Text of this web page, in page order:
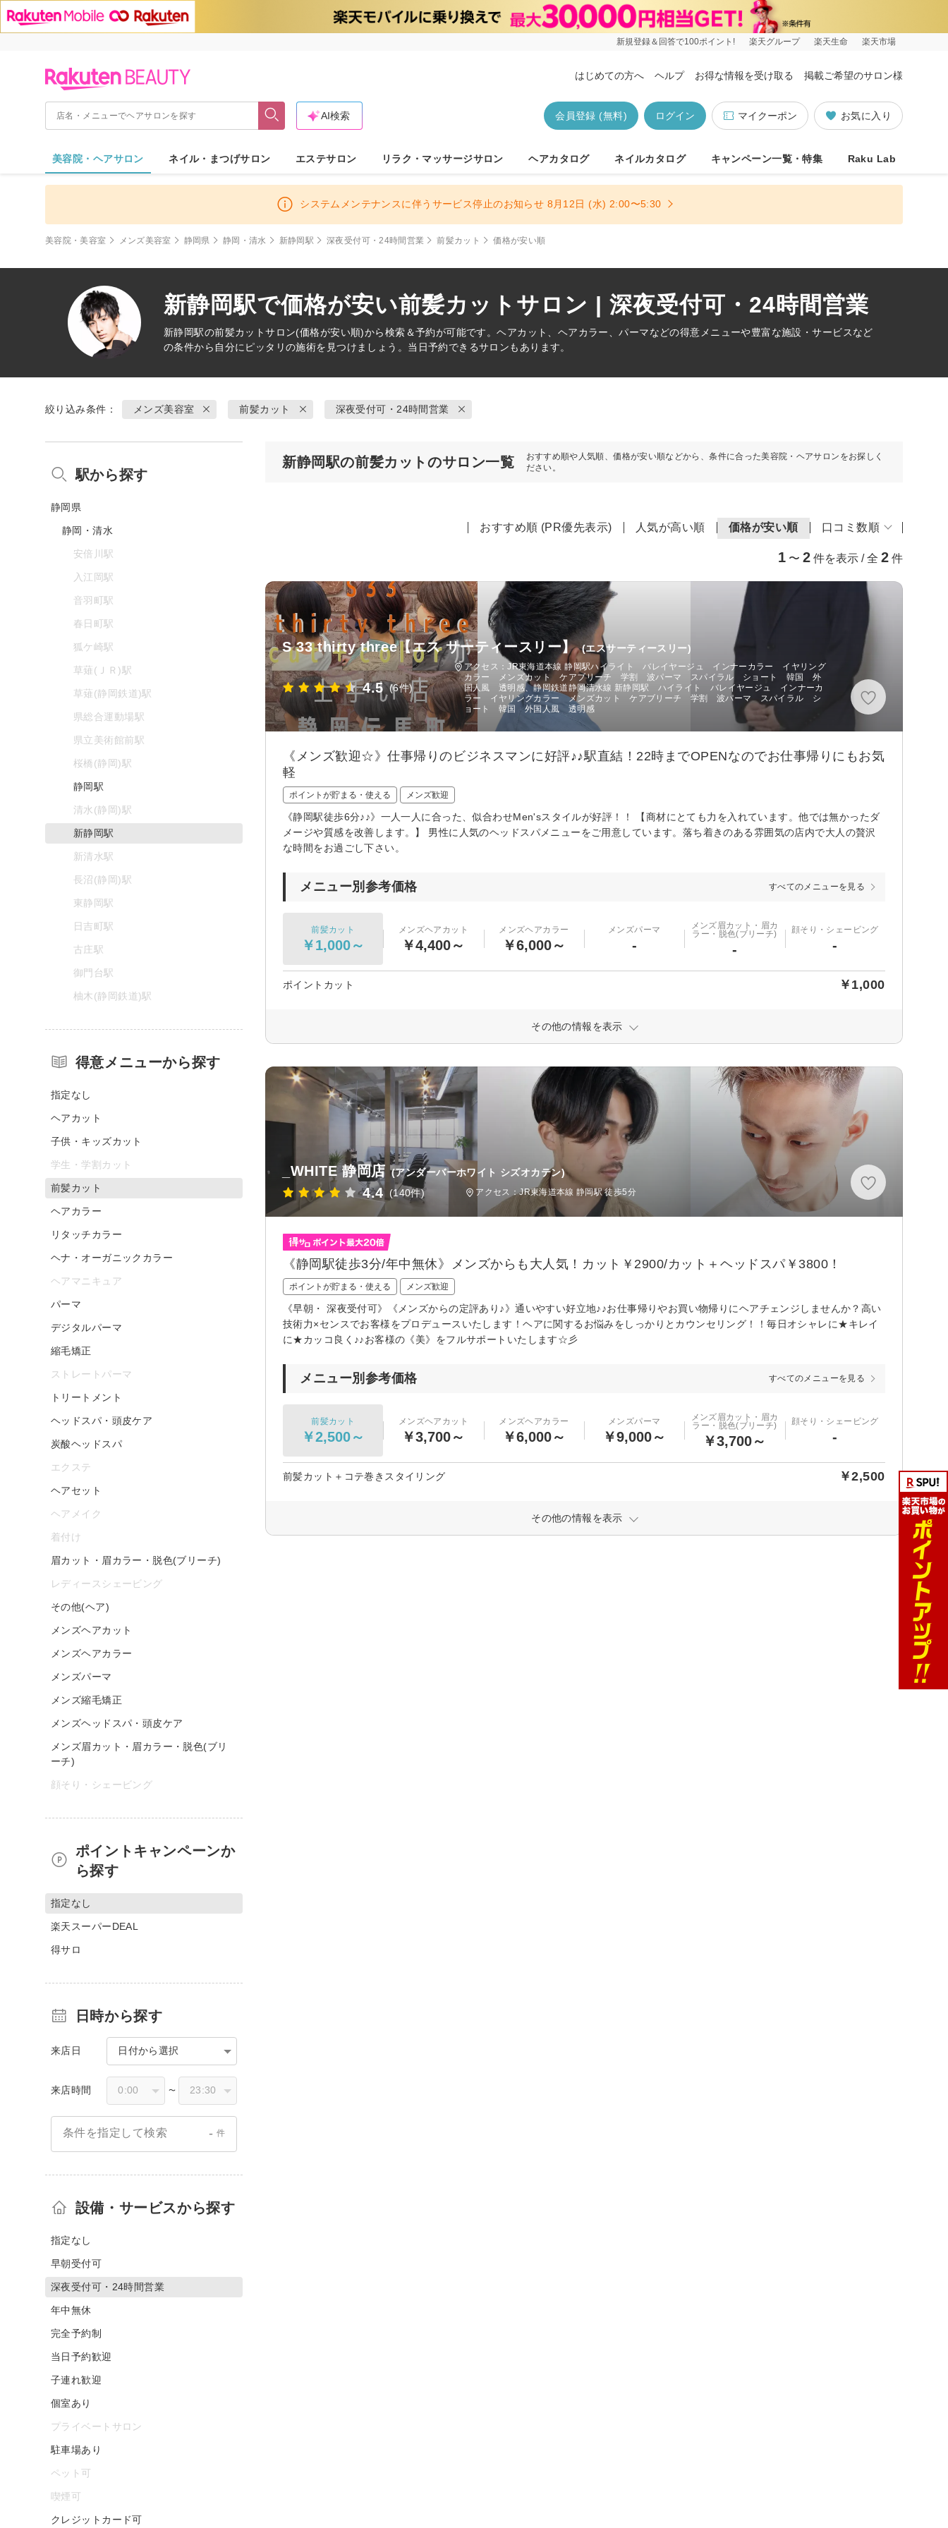
新規登録＆回答で100ポイント! 楽天グループ 楽天生命 楽天市場
はじめての方へ ヘルプ お得な情報を受け取る 掲載ご希望のサロン様
お気に入り
マイクーポン
ログイン
会員登録 (無料)
AI検索
美容院・ヘアサロン ネイル・まつげサロン エステサロン リラク・マッサージサロン ヘアカタログ ネイルカタログ キャンペーン一覧・特集 Raku Lab
システムメンテナンスに伴うサービス停止のお知らせ 8月12日 (水) 2:00〜5:30
美容院・美容室 メンズ美容室 静岡県 静岡・清水 新静岡駅 深夜受付可・24時間営業 前髪カット 価格が安い順
新静岡駅で価格が安い前髪カットサロン | 深夜受付可・24時間営業
新静岡駅の前髪カットサロン(価格が安い順)から検索＆予約が可能です。ヘアカット、ヘアカラー、パーマなどの得意メニューや豊富な施設・サービスなど
の条件から自分にピッタリの施術を見つけましょう。当日予約できるサロンもあります。
絞り込み条件： メンズ美容室 前髪カット 深夜受付可・24時間営業
新静岡駅の前髪カットのサロン一覧
おすすめ順や人気順、価格が安い順などから、条件に合った美容院・ヘアサロンをお探しく
ださい。
おすすめ順 (PR優先表示) 人気が高い順 価格が安い順 口コミ数順
1 〜 2 件を表示 / 全 2 件
S 33 thirty three【エス サーティースリー】 (エスサーティースリー)
4.5 (6件)
アクセス：JR東海道本線 静岡駅ハイライト バレイヤージュ インナーカラー イヤリング
カラー メンズカット ケアブリーチ 学割 波パーマ スパイラル ショート 韓国 外
国人風 透明感、静岡鉄道静岡清水線 新静岡駅 ハイライト バレイヤージュ インナーカ
ラー イヤリングカラー メンズカット ケアブリーチ 学割 波パーマ スパイラル シ
ョート 韓国 外国人風 透明感
《メンズ歓迎☆》仕事帰りのビジネスマンに好評♪♪駅直結！22時までOPENなのでお仕事帰りにもお気
軽
ポイントが貯まる・使える メンズ歓迎
《静岡駅徒歩6分♪♪》一人一人に合った、似合わせMen'sスタイルが好評！！ 【商材にとても力を入れています。他では無かったダ
メージや質感を改善します。】 男性に人気のヘッドスパメニューをご用意しています。落ち着きのある雰囲気の店内で大人の贅沢
な時間をお過ごし下さい。
メニュー別参考価格 すべてのメニューを見る
前髪カット
￥1,000～
メンズヘアカット
￥4,400～
メンズヘアカラー
￥6,000～
メンズパーマ
-
メンズ眉カット・眉カ
ラー・脱色(ブリーチ)
-
顔そり・シェービング
-
ポイントカット ￥1,000
その他の情報を表示
_WHITE 静岡店 (アンダーバーホワイト シズオカテン)
4.4 (140件) アクセス：JR東海道本線 静岡駅 徒歩5分
《静岡駅徒歩3分/年中無休》メンズからも大人気！カット￥2900/カット＋ヘッドスパ￥3800！
ポイントが貯まる・使える メンズ歓迎
《早朝・ 深夜受付可》《メンズからの定評あり♪》通いやすい好立地♪♪お仕事帰りやお買い物帰りにヘアチェンジしませんか？高い
技術力×センスでお客様をプロデュースいたします！ヘアに関するお悩みをしっかりとカウンセリング！！毎日オシャレに★キレイ
に★カッコ良く♪♪お客様の《美》をフルサポートいたします☆彡
メニュー別参考価格 すべてのメニューを見る
前髪カット
￥2,500～
メンズヘアカット
￥3,700～
メンズヘアカラー
￥6,000～
メンズパーマ
￥9,000～
メンズ眉カット・眉カ
ラー・脱色(ブリーチ)
￥3,700～
顔そり・シェービング
-
前髪カット＋コテ巻きスタイリング ￥2,500
その他の情報を表示
駅から探す
静岡県
静岡・清水
安倍川駅
入江岡駅
音羽町駅
春日町駅
狐ケ崎駅
草薙(ＪＲ)駅
草薙(静岡鉄道)駅
県総合運動場駅
県立美術館前駅
桜橋(静岡)駅
静岡駅
清水(静岡)駅
新静岡駅
新清水駅
長沼(静岡)駅
東静岡駅
日吉町駅
古庄駅
御門台駅
柚木(静岡鉄道)駅
得意メニューから探す
指定なし
ヘアカット
子供・キッズカット
学生・学割カット
前髪カット
ヘアカラー
リタッチカラー
ヘナ・オーガニックカラー
ヘアマニキュア
パーマ
デジタルパーマ
縮毛矯正
ストレートパーマ
トリートメント
ヘッドスパ・頭皮ケア
炭酸ヘッドスパ
エクステ
ヘアセット
ヘアメイク
着付け
眉カット・眉カラー・脱色(ブリーチ)
レディースシェービング
その他(ヘア)
メンズヘアカット
メンズヘアカラー
メンズパーマ
メンズ縮毛矯正
メンズヘッドスパ・頭皮ケア
メンズ眉カット・眉カラー・脱色(ブリ
ーチ)
顔そり・シェービング
ポイントキャンペーンか
ら探す
指定なし
楽天スーパーDEAL
得サロ
日時から探す
来店日 日付から選択
来店時間 〜
条件を指定して検索 - 件
設備・サービスから探す
指定なし
早朝受付可
深夜受付可・24時間営業
年中無休
完全予約制
当日予約歓迎
子連れ歓迎
個室あり
プライベートサロン
駐車場あり
ペット可
喫煙可
クレジットカード可